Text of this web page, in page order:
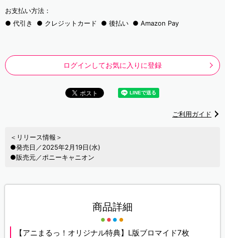
お支払い方法：
代引き
クレジットカード 後払い Amazon Pay
ログインしてお気に入りに登録
ご利用ガイド
＜リリース情報＞
●発売日／2025年2月19日(水)
●販売元／ポニーキャニオン
商品詳細
【アニまるっ！オリジナル特典】L版ブロマイド7枚